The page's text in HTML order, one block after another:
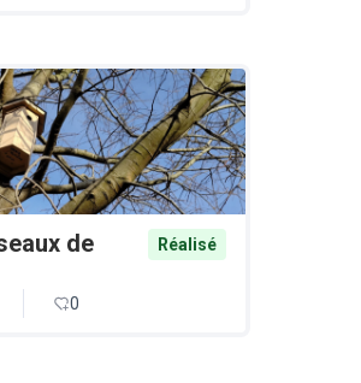
de
Réalisé
0